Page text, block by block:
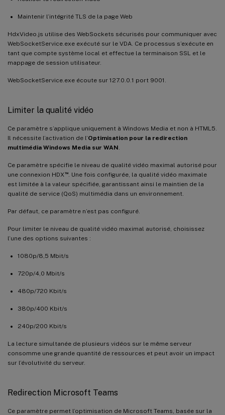
Maintenir l’intégrité TLS de la page Web
HdxVideo.js utilise des WebSockets sécurisés pour communiquer avec
WebSocketService.exe exécuté sur le VDA. Ce processus s’exécute en
tant que compte système local et effectue la terminaison SSL et le
mappage de session utilisateur.
WebSocketService.exe écoute sur 127.0.0.1 port 9001.
Limiter la qualité vidéo
Ce paramètre s’applique uniquement à Windows Media et non à HTML5.
Il nécessite l’activation de l’Optimisation pour la redirection
multimédia Windows Media sur WAN
Ce paramètre spécifie le niveau de qualité vidéo maximal autorisé pour
une connexion HDX ™. Une fois configurée, la qualité vidéo maximale
est limitée à la valeur spécifiée, garantissant ainsi le maintien de la
qualité de service (QoS) multimédia dans un environnement.
Par défaut, ce paramètre n’est pas configuré.
Pour limiter le niveau de qualité vidéo maximal autorisé, choisissez
l’une des options suivantes :
1080p/8,5 Mbit/s
720p/4,0 Mbit/s
480p/720 Kbit/s
380p/400 Kbit/s
240p/200 Kbit/s
La lecture simultanée de plusieurs vidéos sur le même serveur
consomme une grande quantité de ressources et peut avoir un impact
sur l’évolutivité du serveur.
Redirection Microsoft Teams
Ce paramètre permet l’optimisation de Microsoft Teams, basée sur la